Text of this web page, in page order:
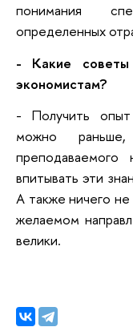
понимания
определенных
- Какие
экономистам?
- Получить
можно
впитывать эти
А также ничего не
желаемом
велики.